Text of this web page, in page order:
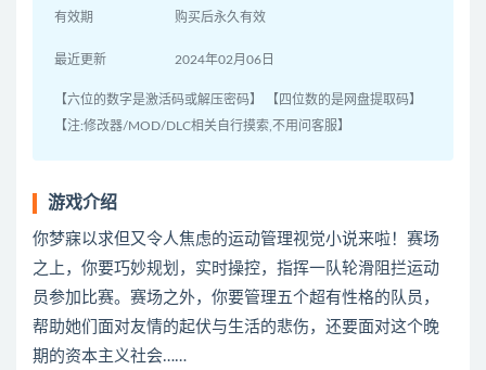
有效期 购买后永久有效
最近更新 2024年02月06日
【六位的数字是激活码或解压密码】 【四位数的是网盘提取码】
【注:修改器/MOD/DLC相关自行摸索,不用问客服】
游戏介绍
你梦寐以求但又令人焦虑的运动管理视觉小说来啦！赛场
之上，你要巧妙规划，实时操控，指挥一队轮滑阻拦运动
员参加比赛。赛场之外，你要管理五个超有性格的队员，
帮助她们面对友情的起伏与生活的悲伤，还要面对这个晚
期的资本主义社会……